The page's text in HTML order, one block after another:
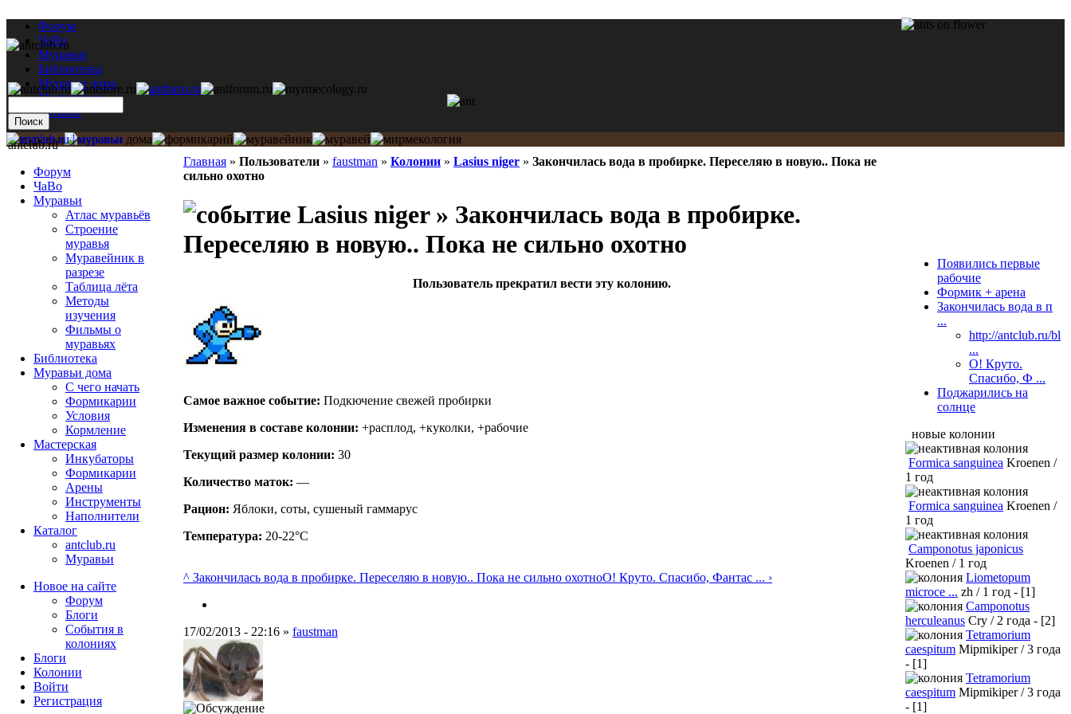
Форум
ЧаВо
Муравьи
Библиотека
Муравьи дома
Мастерская
Каталог
Главная » Пользователи » faustman » Колонии » Lasius niger » Закончилась вода в пробирке. Переселяю в новую.. Пока не
сильно охотно
Lasius niger » Закончилась вода в пробирке.
Переселяю в новую.. Пока не сильно охотно
Пользователь прекратил вести эту колонию.
Самое важное событие: Подкючение свежей пробирки
Изменения в составе кoлонии: +расплод, +куколки, +рабочие
Текущий размер кoлонии: 30
Количество маток: —
Рацион: Яблоки, соты, сушеный гаммарус
Температура: 20-22°C
^ Закончилась вода в пробирке. Переселяю в новую.. Пока не сильно охотноО! Круто. Спасибо, Фантас ... ›
17/02/2013 - 22:16 » faustman
antclub.ru
Форум
ЧаВо
Муравьи
Атлас муравьёв
Строение
муравья
Муравейник в
разрезе
Таблица лёта
Методы
изучения
Фильмы о
муравьях
Библиотека
Муравьи дома
С чего начать
Формикарии
Условия
Кормление
Мастерская
Инкубаторы
Формикарии
Арены
Инструменты
Наполнители
Каталог
antclub.ru
Муравьи
Новое на сайте
Форум
Блоги
События в
колониях
Блоги
Колонии
Войти
Peгиcтpaция
Появились первые
рабочие
Формик + арена
Закончилась вода в п
...
http://antclub.ru/bl
...
О! Круто.
Спасибо, Ф ...
Поджарились на
солнце
новые колонии
Formica sanguinea Kroenen /
1 год
Formica sanguinea Kroenen /
1 год
Camponotus japonicus
Kroenen / 1 год
Liometopum
microce ... zh / 1 год - [1]
Camponotus
herculeanus Cry / 2 года - [2]
Tetramorium
caespitum Mipmikiper / 3 года
- [1]
Tetramorium
caespitum Mipmikiper / 3 года
- [1]